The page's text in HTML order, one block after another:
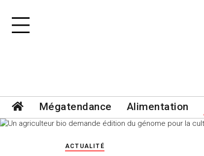
Mégatendance Alimentation
ACTUALITÉ